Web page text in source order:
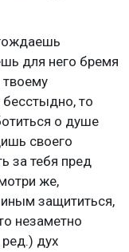
для него бремя
твоему
то
о душе
своего
за тебя пред
же,
иным защититься,
незаметно
ред.) дух